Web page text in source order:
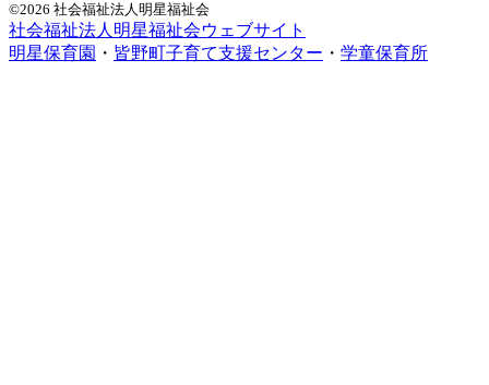
©2026 社会福祉法人明星福祉会
社会福祉法人明星福祉会ウェブサイト
明星保育園 ・ 皆野町子育て支援センター ・ 学童保育所